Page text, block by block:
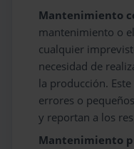
Mantenimiento
mantenimiento o
cualquier
necesidad de
la producción.
errores o
y reportan a los
Mantenimiento